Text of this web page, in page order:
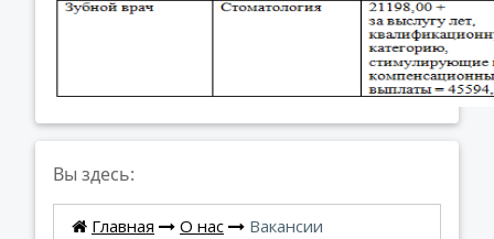
Вы здесь:
Главная О нас Вакансии